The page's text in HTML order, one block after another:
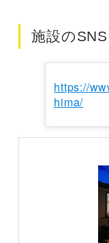
施設の
https://
hima/